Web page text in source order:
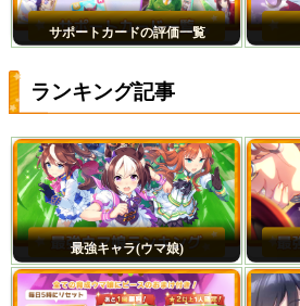
サポートカードの評価一覧
ランキング記事
最強キャラ(ウマ娘)